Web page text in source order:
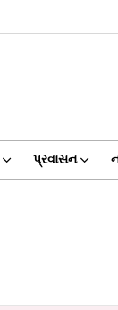
પ્રવાસન